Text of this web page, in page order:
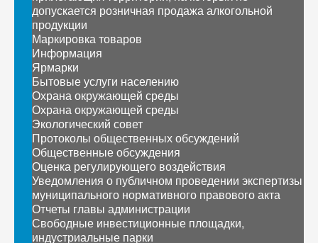
допускается розничная продажа алкогольной
продукции
Маркировка товаров
Информация
Ярмарки
Бытовые услуги населению
Охрана окружающей среды
Охрана окружающей среды
Экологический совет
Протоколы общественных обсуждений
Общественные обсуждения
Оценка регулирующего воздействия
Уведомления о публичном проведении экспертизы
муниципального нормативного правового акта
Отчеты главы администрации
Свободные инвестиционные площадки,
индустриальные парки